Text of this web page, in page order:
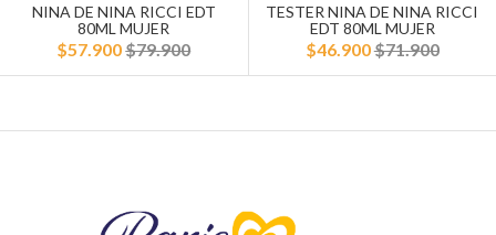
NINA DE NINA RICCI EDT
80ML MUJER
$57.900$79.900
TESTER NINA DE NINA RICCI
EDT 80ML MUJER
$46.900$71.900